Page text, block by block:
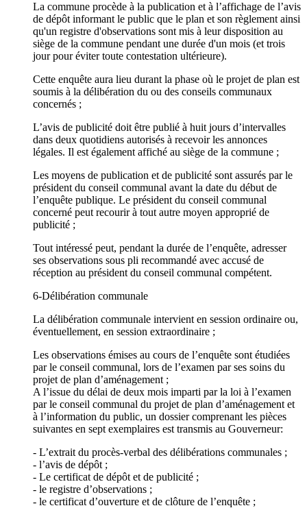
La commune procède à la publication et à l’affichage de l’avis
de dépôt informant le public que le plan et son règlement ainsi
qu'un registre d'observations sont mis à leur disposition au
siège de la commune pendant une durée d'un mois (et trois
jour pour éviter toute contestation ultérieure).
Cette enquête aura lieu durant la phase où le projet de plan est
soumis à la délibération du ou des conseils communaux
concernés ;
L’avis de publicité doit être publié à huit jours d’intervalles
dans deux quotidiens autorisés à recevoir les annonces
légales. Il est également affiché au siège de la commune ;
Les moyens de publication et de publicité sont assurés par le
président du conseil communal avant la date du début de
l’enquête publique. Le président du conseil communal
concerné peut recourir à tout autre moyen approprié de
publicité ;
Tout intéressé peut, pendant la durée de l’enquête, adresser
ses observations sous pli recommandé avec accusé de
réception au président du conseil communal compétent.
6-Délibération communale
La délibération communale intervient en session ordinaire ou,
éventuellement, en session extraordinaire ;
Les observations émises au cours de l’enquête sont étudiées
par le conseil communal, lors de l’examen par ses soins du
projet de plan d’aménagement ;
A l’issue du délai de deux mois imparti par la loi à l’examen
par le conseil communal du projet de plan d’aménagement et
à l’information du public, un dossier comprenant les pièces
suivantes en sept exemplaires est transmis au Gouverneur:
- L’extrait du procès-verbal des délibérations communales ;
- l’avis de dépôt ;
- Le certificat de dépôt et de publicité ;
- le registre d’observations ;
- le certificat d’ouverture et de clôture de l’enquête ;